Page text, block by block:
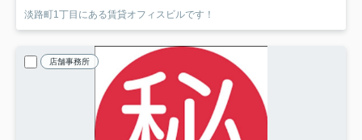
淡路町1丁目にある賃貸オフィスビルです！
店舗事務所